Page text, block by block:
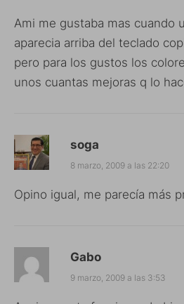
Ami me gustaba mas cuando
aparecia arriba del teclado
pero para los gustos los
unos cuantas mejoras q lo
soga
8 marzo, 2009 a las 22:20
Opino igual, me parecía más
Gabo
9 marzo, 2009 a las 3:53